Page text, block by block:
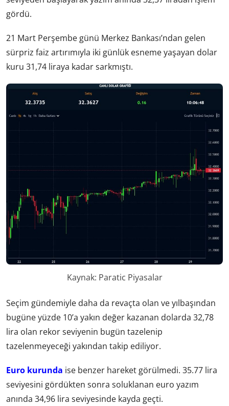
gördü.
21 Mart Perşembe günü Merkez Bankası’ndan gelen
sürpriz faiz artırımıyla iki günlük esneme yaşayan dolar
kuru 31,74 liraya kadar sarkmıştı.
Kaynak: Paratic Piyasalar
Seçim gündemiyle daha da revaçta olan ve yılbaşından
bugüne yüzde 10’a yakın değer kazanan dolarda 32,78
lira olan rekor seviyenin bugün tazelenip
tazelenmeyeceği yakından takip ediliyor.
Euro kurunda ise benzer hareket görülmedi. 35.77 lira
seviyesini gördükten sonra soluklanan euro yazım
anında 34,96 lira seviyesinde kayda geçti.